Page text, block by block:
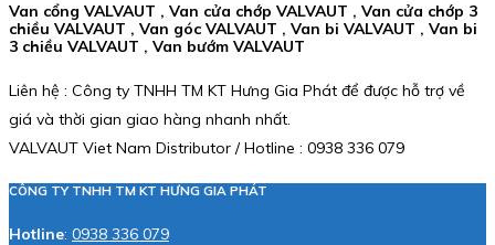
Van cổng VALVAUT , Van cửa chớp VALVAUT , Van cửa chớp 3
chiều VALVAUT , Van góc VALVAUT , Van bi VALVAUT , Van bi
3 chiều VALVAUT , Van bướm VALVAUT
Liên hệ : Công ty TNHH TM KT Hưng Gia Phát để được hỗ trợ về
giá và thời gian giao hàng nhanh nhất.
VALVAUT Viet Nam Distributor / Hotline : 0938 336 079
CÔNG TY TNHH TM KT HƯNG GIA PHÁT
Hotline: 0938 336 079